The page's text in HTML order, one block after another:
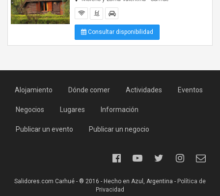
Consultar disponibilidad
Alojamiento Dónde comer Actividades Eventos
Negocios Lugares Información
Publicar un evento Publicar un negocio
Salidores.com Carhué - ® 2016 - Hecho en Azul, Argentina - Política de
Privacidad